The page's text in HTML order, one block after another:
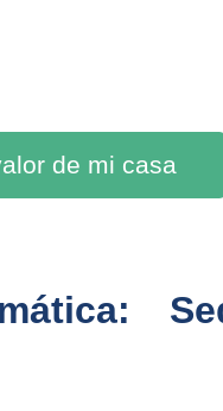
de mi casa